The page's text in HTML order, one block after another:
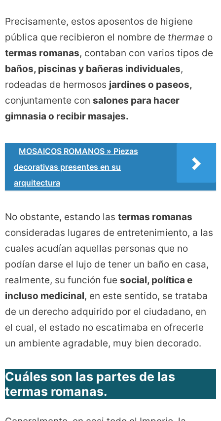
Precisamente, estos aposentos de higiene
pública que recibieron el nombre de thermae o
termas romanas, contaban con varios tipos de
baños, piscinas y bañeras individuales,
rodeadas de hermosos jardines o paseos,
conjuntamente con salones para hacer
gimnasia o recibir masajes.
MOSAICOS ROMANOS » Piezas
decorativas presentes en su
arquitectura
No obstante, estando las termas romanas
consideradas lugares de entretenimiento, a las
cuales acudían aquellas personas que no
podían darse el lujo de tener un baño en casa,
realmente, su función fue social, política e
incluso medicinal, en este sentido, se trataba
de un derecho adquirido por el ciudadano, en
el cual, el estado no escatimaba en ofrecerle
un ambiente agradable, muy bien decorado.
Cuáles son las partes de las
termas romanas.